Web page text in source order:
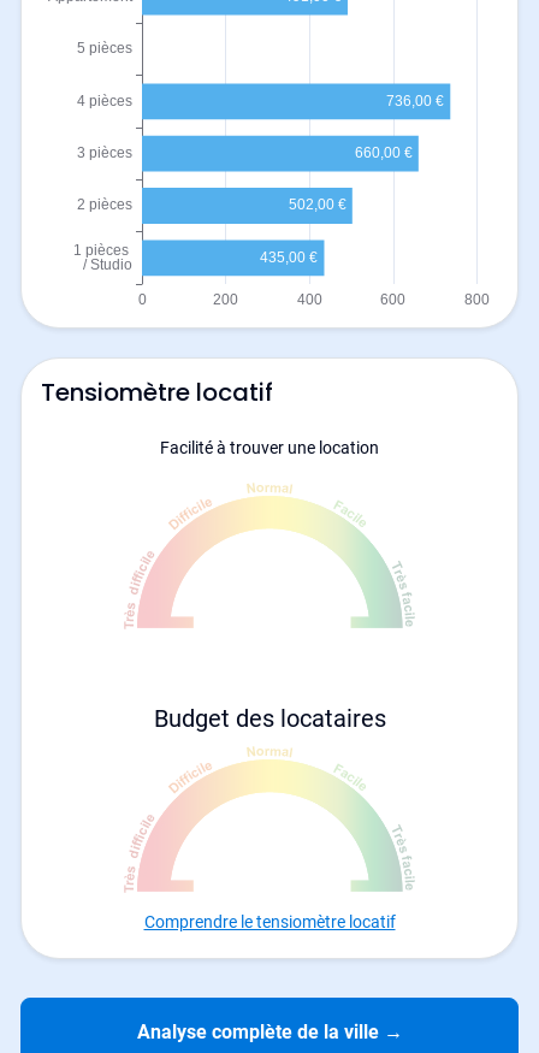
Tensiomètre locatif
Facilité à trouver une location
Budget des locataires
Comprendre le tensiomètre locatif
Analyse complète de la ville →